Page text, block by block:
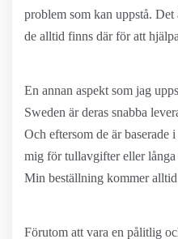
problem som kan uppstå.
de alltid finns där för att
En annan aspekt som jag
Sweden är deras snabba
Och eftersom de är baserade
mig för tullavgifter eller långa
Min beställning kommer
Förutom att vara en pålitlig